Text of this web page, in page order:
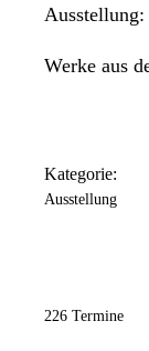
Ausstellung:
Werke aus
Kategorie:
Ausstellung
226 Termine